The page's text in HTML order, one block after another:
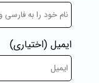
ایمیل (اختیاری)